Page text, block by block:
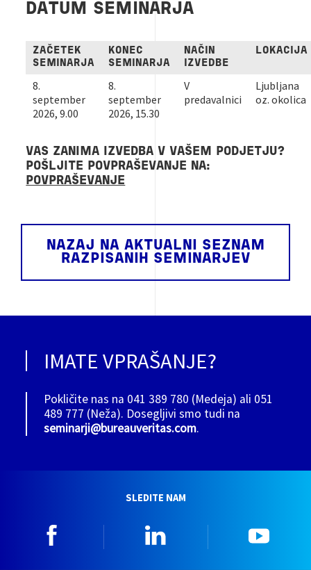
DATUM SEMINARJA
ZAČETEK
SEMINARJA
KONEC
SEMINARJA
NAČIN
IZVEDBE
LOKACIJA
8.
september
2026, 9.00
8.
september
2026, 15.30
V
predavalnici
Ljubljana
oz. okolica
VAS ZANIMA IZVEDBA V VAŠEM PODJETJU?
POŠLJITE POVPRAŠEVANJE NA:
POVPRAŠEVANJE
NAZAJ NA AKTUALNI SEZNAM
RAZPISANIH SEMINARJEV
IMATE VPRAŠANJE?
Pokličite nas na 041 389 780 (Medeja) ali 051
489 777 (Neža). Dosegljivi smo tudi na
seminarji@bureauveritas.com.
SLEDITE NAM